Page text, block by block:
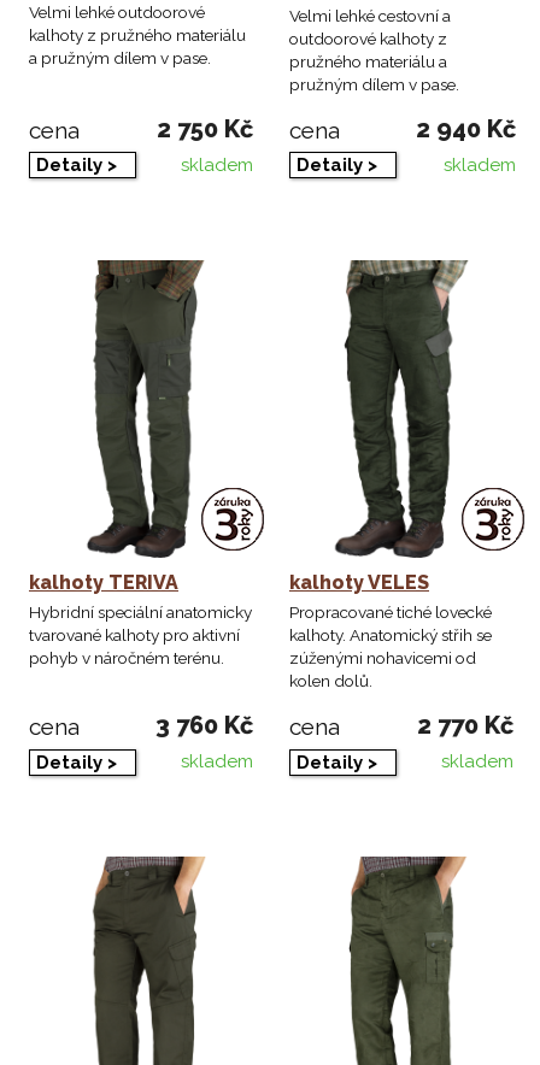
Velmi lehké outdoorové
kalhoty z pružného materiálu
a pružným dílem v pase.
cena 2 750 Kč
Detaily > skladem
Velmi lehké cestovní a
outdoorové kalhoty z
pružného materiálu a
pružným dílem v pase.
cena 2 940 Kč
Detaily > skladem
kalhoty TERIVA
Hybridní speciální anatomicky
tvarované kalhoty pro aktivní
pohyb v náročném terénu.
cena 3 760 Kč
Detaily > skladem
kalhoty VELES
Propracované tiché lovecké
kalhoty. Anatomický střih se
zúženými nohavicemi od
kolen dolů.
cena 2 770 Kč
Detaily > skladem